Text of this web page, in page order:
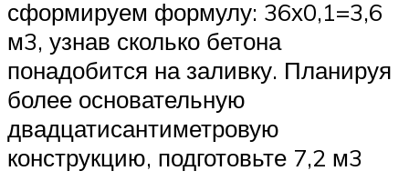
сформируем формулу: 36х0,1=3,6
м3, узнав сколько бетона
понадобится на заливку. Планируя
более основательную
двадцатисантиметровую
конструкцию, подготовьте 7,2 м3